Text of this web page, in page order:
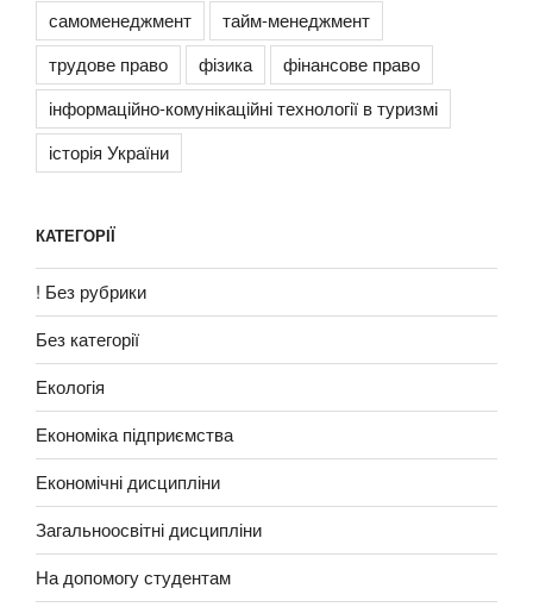
самоменеджмент
тайм-менеджмент
трудове право
фізика
фінансове право
інформаційно-комунікаційні технології в туризмі
історія України
КАТЕГОРІЇ
! Без рубрики
Без категорії
Екологія
Економіка підприємства
Економічні дисципліни
Загальноосвітні дисципліни
На допомогу студентам